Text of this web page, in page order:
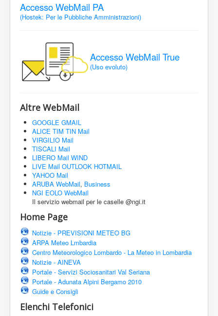
Accesso WebMail PA
(Hostek: Per le Pubbliche Amministrazioni)
Accesso WebMail True
(Uso evoluto)
Altre WebMail
GOOGLE GMAIL
ALICE TIM TIN Mail
VIRGILIO Mail
TISCALI Mail
LIBERO Mail WIND
LIVE Mail OUTLOOK HOTMAIL
YAHOO Mail
ARUBA WebMail, Business
NGI EOLO WebMail
Il servizio webmail per le caselle @ngi.it
Home Page
Notizie - PREVISIONI METEO BG
ARPA Meteo Lmbardia
Centro Meteorologico Lombardo - La Meteo in Lombardia
Notizie - AINEVA
Portale - Servizi Sociosanitari Val Seriana
Portale - Adunata Alpini Bergamo 2010
Guide e Consigli
Elenchi Telefonici